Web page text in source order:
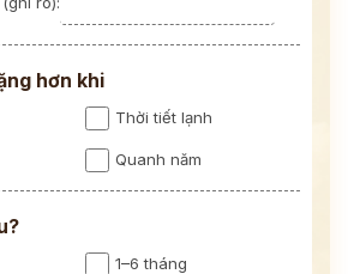
hơn khi
Thời tiết lạnh
Quanh năm
1–6 tháng